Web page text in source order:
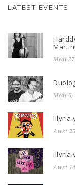
LATEST EVENTS
Medi
Medi 6,
Illyria
Awst
Illyria
Awst